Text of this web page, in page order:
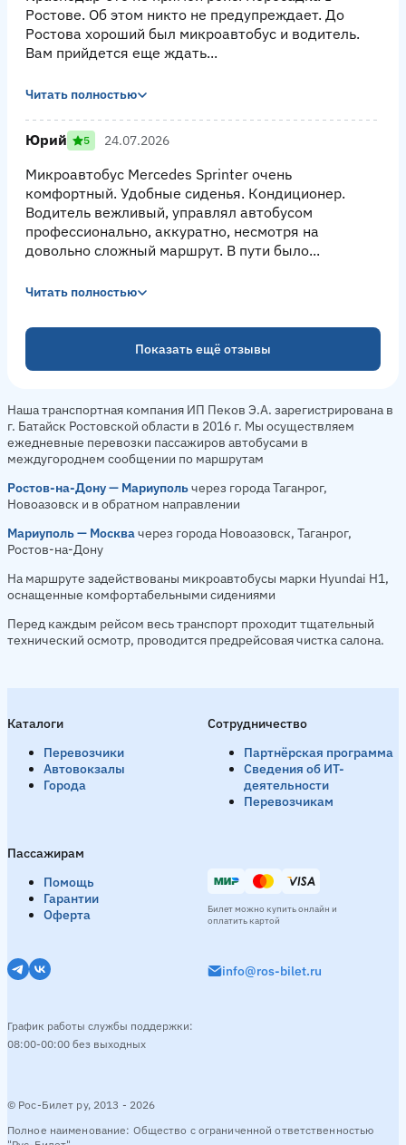
Ростове. Об этом никто не предупреждает. До
Ростова хороший был микроавтобус и водитель.
Вам прийдется еще ждать...
Читать полностью
Юрий 5 24.07.2026
Микроавтобус Mercedes Sprinter очень
комфортный. Удобные сиденья. Кондиционер.
Водитель вежливый, управлял автобусом
профессионально, аккуратно, несмотря на
довольно сложный маршрут. В пути было...
Читать полностью
Показать ещё отзывы
Наша транспортная компания ИП Пеков Э.А. зарегистрирована в
г. Батайск Ростовской области в 2016 г. Мы осуществляем
ежедневные перевозки пассажиров автобусами в
междугороднем сообщении по маршрутам
Ростов-на-Дону — Мариупольчерез города Таганрог,
Новоазовск и в обратном направлении
Мариуполь — Москвачерез города Новоазовск, Таганрог,
Ростов-на-Дону
На маршруте задействованы микроавтобусы марки Hyundai H1,
оснащенные комфортабельными сидениями
Перед каждым рейсом весь транспорт проходит тщательный
технический осмотр, проводится предрейсовая чистка салона.
Каталоги
Перевозчики
Автовокзалы
Города
Пассажирам
Помощь
Гарантии
Оферта
Сотрудничество
Партнёрская программа
Сведения об ИТ-
деятельности
Перевозчикам
© Рос-Билет ру, 2013 - 2026
Полное наименование: Общество с ограниченной ответственностью
info@ros-bilet.ru
График работы службы поддержки:
08:00-00:00 без выходных
Билет можно купить онлайн и
оплатить картой